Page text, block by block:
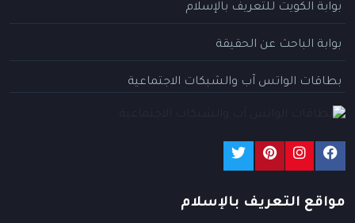
بوابة الكويت للتعريف بالإسلام
بوابة الباحث عن الحقيقة
بطاقات الواتس آب والشبكات الاجتماعية
مواقع التعريف بالإسلام